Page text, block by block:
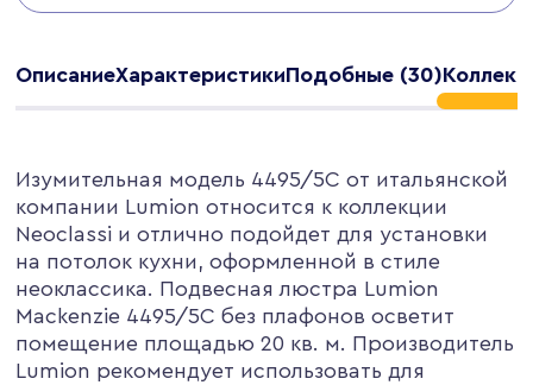
ОписаниеХарактеристикиПодобные (30)
Изумительная модель 4495/5C от итальянской
компании Lumion относится к коллекции
Neoclassi и отлично подойдет для установки
на потолок кухни, оформленной в стиле
неоклассика. Подвесная люстра Lumion
Mackenzie 4495/5C без плафонов осветит
помещение площадью 20 кв. м. Производитель
Lumion рекомендует использовать для